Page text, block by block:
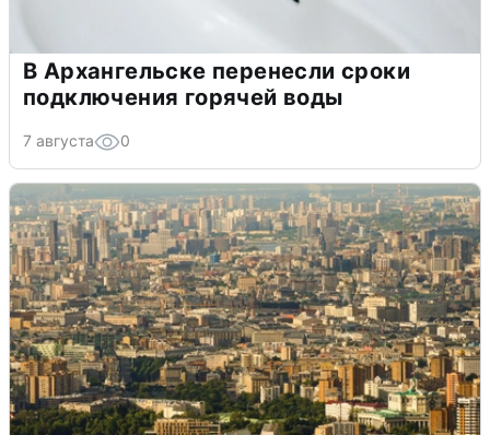
В Архангельске перенесли сроки
подключения горячей воды
7 августа 0